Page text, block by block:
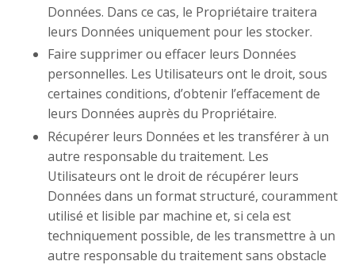
Données. Dans ce cas, le Propriétaire traitera
leurs Données uniquement pour les stocker.
Faire supprimer ou effacer leurs Données
personnelles. Les Utilisateurs ont le droit, sous
certaines conditions, d’obtenir l’effacement de
leurs Données auprès du Propriétaire.
Récupérer leurs Données et les transférer à un
autre responsable du traitement. Les
Utilisateurs ont le droit de récupérer leurs
Données dans un format structuré, couramment
utilisé et lisible par machine et, si cela est
techniquement possible, de les transmettre à un
autre responsable du traitement sans obstacle